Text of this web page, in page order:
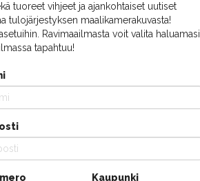
tuoreet vihjeet ja ajankohtaiset uutiset
tulojärjestyksen maalikamerakuvasta!
Ravimaailmasta voit valita haluamasi
tapahtuu!
Kaupunki